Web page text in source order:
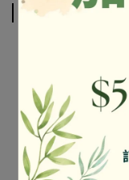
相關商品